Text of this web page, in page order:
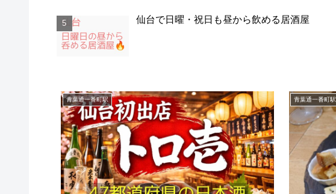
仙台で日曜・祝日も昼から飲める居酒屋
青葉通一番町駅 青葉通一番町駅